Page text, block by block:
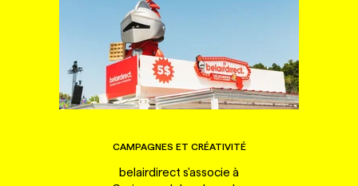
CAMPAGNES ET CRÉATIVITÉ
belairdirect s'associe à